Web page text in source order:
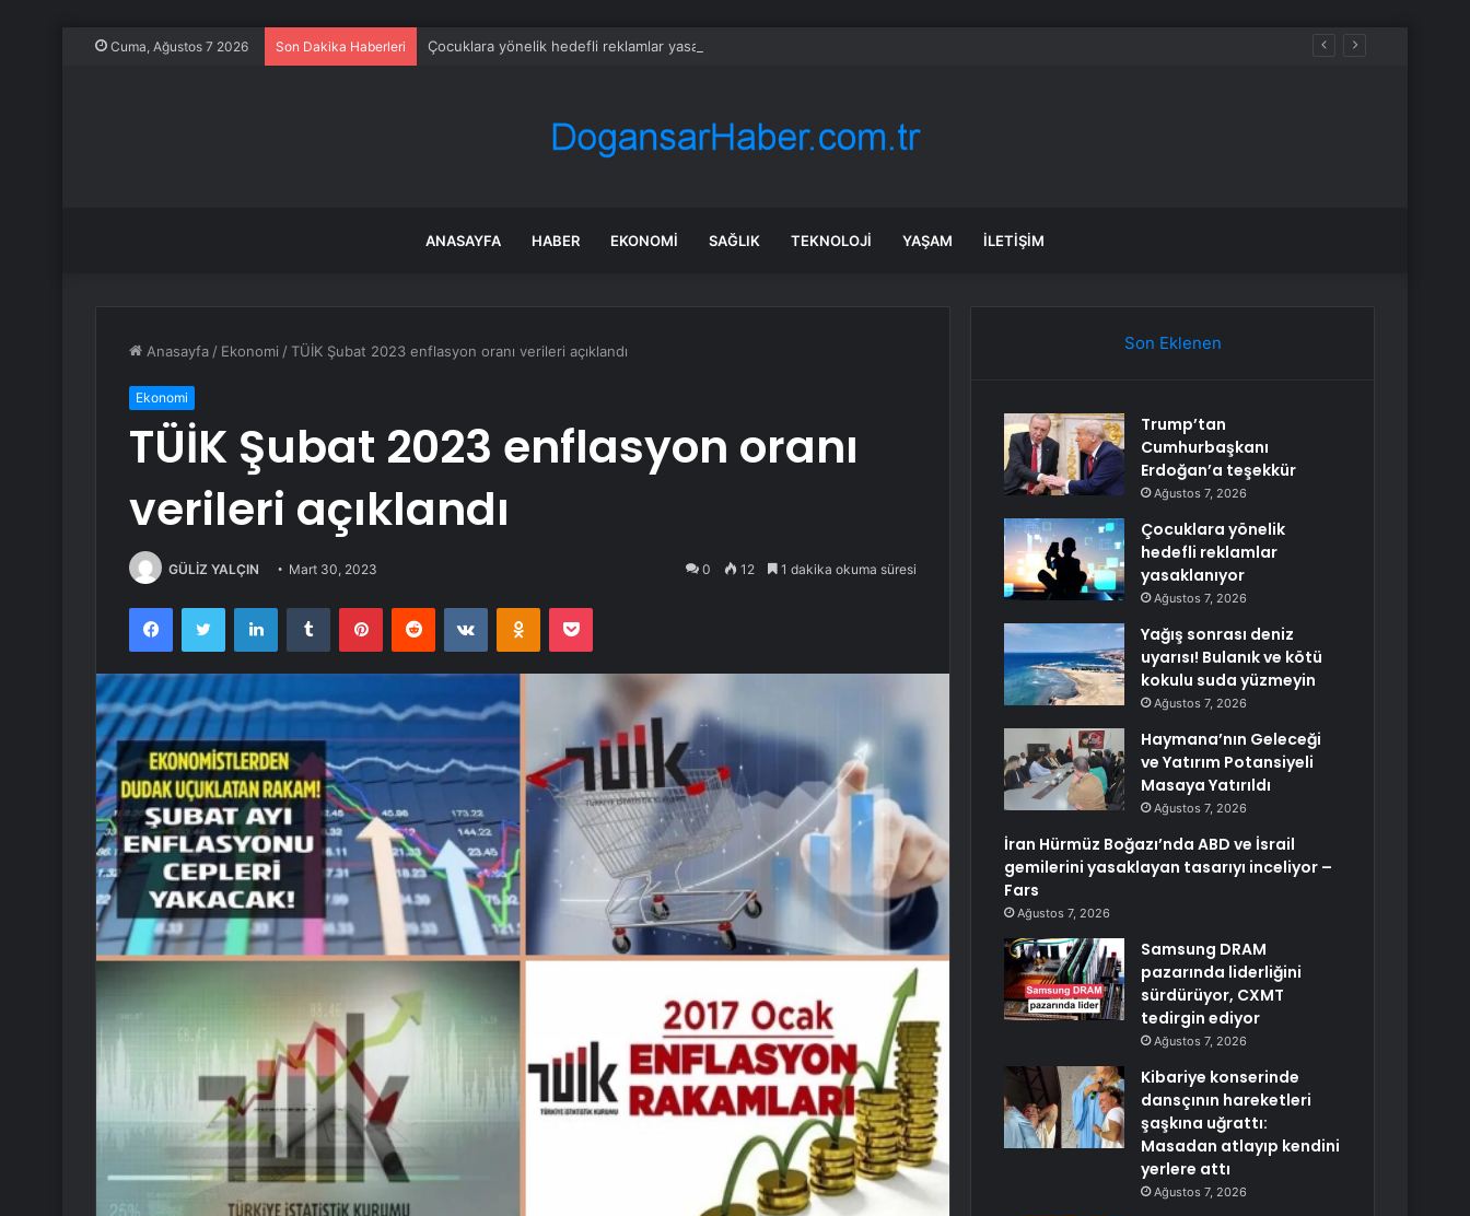
Cuma, Ağustos 7 2026 Son Dakika Haberleri Çocuklara yönelik hedefli reklamlar yasaklanıyor
ANASAYFA HABER EKONOMI SAĞLIK TEKNOLOJI YAŞAM İLETIŞIM
Anasayfa / Ekonomi /TÜİK Şubat 2023 enflasyon oranı verileri açıklandı
Ekonomi
TÜİK Şubat 2023 enflasyon oranı
verileri açıklandı
GÜLİZ YALÇIN Mart 30, 2023 0 12 1 dakika okuma süresi
FacebookTwitter LinkedInTumblr PinterestReddit VKontakteOdnoklassniki
Pocket
Son Eklenen
Trump’tan
Cumhurbaşkanı
Erdoğan’a teşekkür
Ağustos 7, 2026
Çocuklara yönelik
hedefli reklamlar
yasaklanıyor
Ağustos 7, 2026
Yağış sonrası deniz
uyarısı! Bulanık ve kötü
kokulu suda yüzmeyin
Ağustos 7, 2026
Haymana’nın Geleceği
ve Yatırım Potansiyeli
Masaya Yatırıldı
Ağustos 7, 2026
İran Hürmüz Boğazı’nda ABD ve İsrail
gemilerini yasaklayan tasarıyı inceliyor –
Fars
Ağustos 7, 2026
Samsung DRAM
pazarında liderliğini
sürdürüyor, CXMT
tedirgin ediyor
Ağustos 7, 2026
Kibariye konserinde
dansçının hareketleri
şaşkına uğrattı:
Masadan atlayıp kendini
yerlere attı
Ağustos 7, 2026